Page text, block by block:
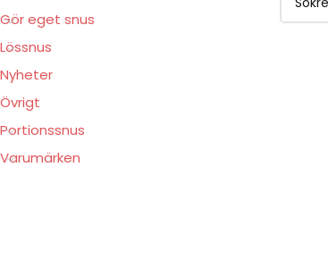
Gör eget snus
Lössnus
Nyheter
Övrigt
Portionssnus
Varumärken